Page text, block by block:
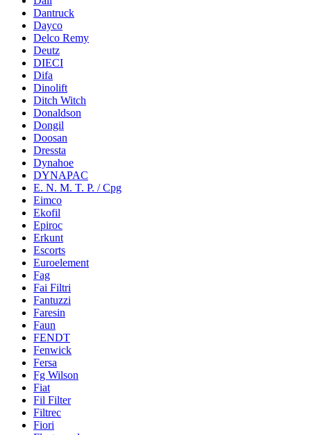
Dantruck
Dayco
Delco Remy
Deutz
DIECI
Difa
Dinolift
Ditch Witch
Donaldson
Dongil
Doosan
Dressta
Dynahoe
DYNAPAC
E. N. M. T. P. / Cpg
Eimco
Ekofil
Epiroc
Erkunt
Escorts
Euroelement
Fag
Fai Filtri
Fantuzzi
Faresin
Faun
FENDT
Fenwick
Fersa
Fg Wilson
Fiat
Fil Filter
Filtrec
Fiori